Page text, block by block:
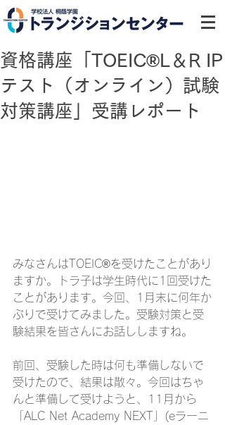
資格講座「TOEIC®L＆R IP
テスト（オンライン）試験
対策講座」受講レポート
みなさんはTOEIC®を受けたことがあり
ますか。トラ子は学生時代に1回受けた
ことがあります。今回、1月末に何年か
ぶりで受けてみました。受験対策と受
験結果を皆さんにお話ししますね。
前回、受験した時は何も準備しないで
受けたので、結果は散々。今回はちゃ
んと準備して受けようと、11月から
「ALC Net Academy NEXT」(eラーニ